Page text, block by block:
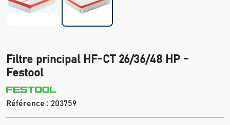
Filtre principal HF-CT 26/36/48 HP -
Festool
Référence : 203759